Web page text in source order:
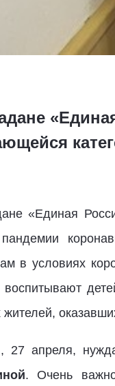
«Единая
в условиях
воспитывают
27 апреля,
. Очень